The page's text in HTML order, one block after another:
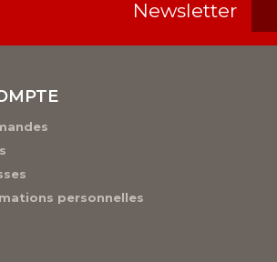
Newsletter
personnelles